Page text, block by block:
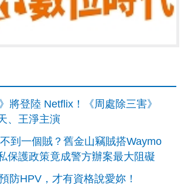
將登陸 Netflix！《周處除三害》
、王淨主演
到一個賊？舊金山竊賊搭Waymo
保護政策竟成警方辦案最大阻礙
防HPV，才有資格說愛妳！